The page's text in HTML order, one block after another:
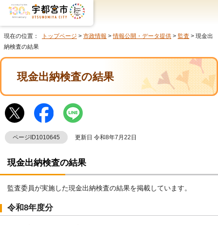
現在の位置： トップページ > 市政情報 >情報公開・データ提供 > 監査 > 現金出
納検査の結果
現金出納検査の結果
ページID1010645 更新日 令和8年7月22日
現金出納検査の結果
監査委員が実施した現金出納検査の結果を掲載しています。
令和8年度分